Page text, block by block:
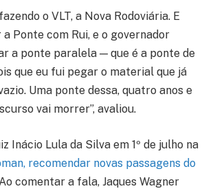
o VLT, a Nova Rodoviária. E
Ponte com Rui, e o governador
a ponte paralela — que é a ponte de
que eu fui pegar o material que já
Uma ponte dessa, quatro anos e
vai morrer”, avaliou.
Inácio Lula da Silva em 1º de julho na
recomendar novas passagens do
Ao comentar a fala, Jaques Wagner